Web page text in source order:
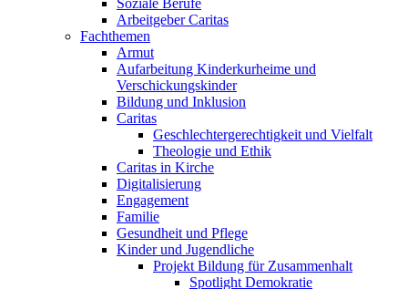
Soziale Berufe
Arbeitgeber Caritas
Fachthemen
Armut
Aufarbeitung Kinderkurheime und
Verschickungskinder
Bildung und Inklusion
Caritas
Geschlechtergerechtigkeit und Vielfalt
Theologie und Ethik
Caritas in Kirche
Digitalisierung
Engagement
Familie
Gesundheit und Pflege
Kinder und Jugendliche
Projekt Bildung für Zusammenhalt
Spotlight Demokratie